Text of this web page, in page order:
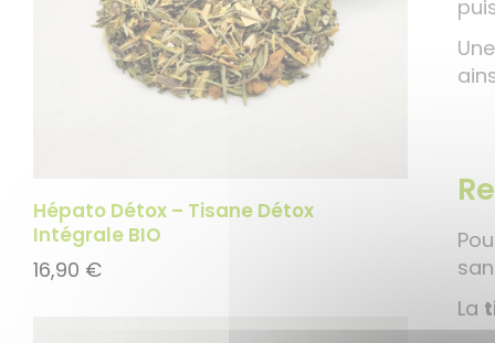
Hépato Détox – Tisane Détox
Intégrale BIO
16,90 €
La